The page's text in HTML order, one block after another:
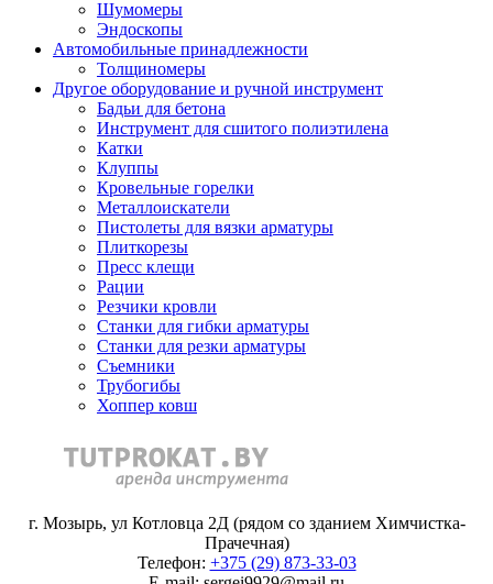
Шумомеры
Эндоскопы
Автомобильные принадлежности
Толщиномеры
Другое оборудование и ручной инструмент
Бадьи для бетона
Инструмент для сшитого полиэтилена
Катки
Клуппы
Кровельные горелки
Металлоискатели
Пистолеты для вязки арматуры
Плиткорезы
Пресс клещи
Рации
Резчики кровли
Станки для гибки арматуры
Станки для резки арматуры
Съемники
Трубогибы
Хоппер ковш
г. Мозырь, ул Котловца 2Д (рядом со зданием Химчистка-
Прачечная)
Телефон: +375 (29) 873-33-03